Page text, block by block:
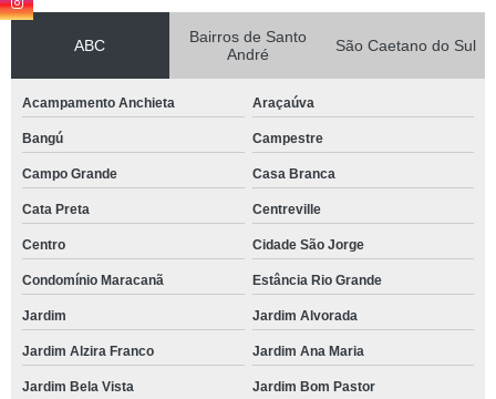
ABC
Bairros de Santo
André
São Caetano do Sul
Acampamento Anchieta Araçaúva
Bangú Campestre
Campo Grande Casa Branca
Cata Preta Centreville
Centro Cidade São Jorge
Condomínio Maracanã Estância Rio Grande
Jardim Jardim Alvorada
Jardim Alzira Franco Jardim Ana Maria
Jardim Bela Vista Jardim Bom Pastor